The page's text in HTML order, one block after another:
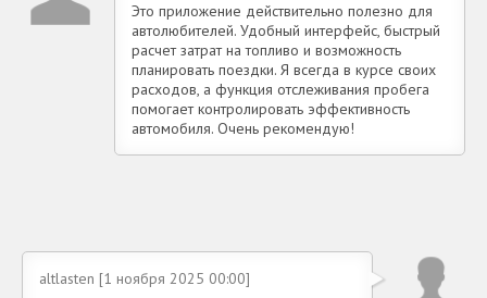
Это приложение действительно полезно для
автолюбителей. Удобный интерфейс, быстрый
расчет затрат на топливо и возможность
планировать поездки. Я всегда в курсе своих
расходов, а функция отслеживания пробега
помогает контролировать эффективность
автомобиля. Очень рекомендую!
altlasten [1 ноября 2025 00:00]